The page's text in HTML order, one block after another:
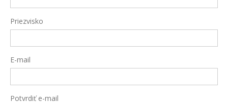
Priezvisko
E-mail
Potvrdiť e-mail